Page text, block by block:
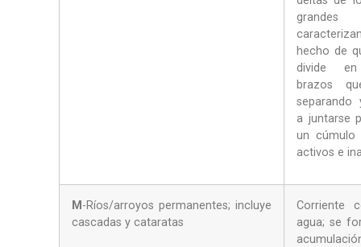
hecho de
divide en
brazos
separando
a juntarse
un cúmulo
activos e
M -Ríos/arroyos permanentes; incluye
cascadas y cataratas
Corriente
agua; se